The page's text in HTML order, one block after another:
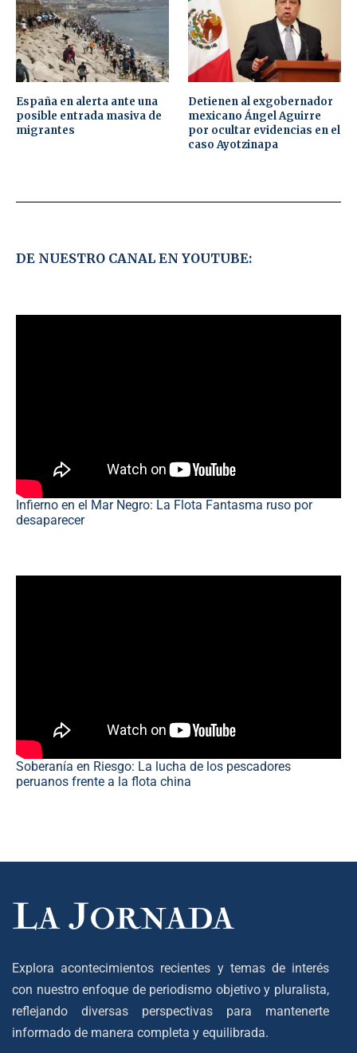
España en alerta ante una
posible entrada masiva de
migrantes
Detienen al exgobernador
mexicano Ángel Aguirre
por ocultar evidencias en el
caso Ayotzinapa
DE NUESTRO CANAL EN YOUTUBE:
Infierno en el Mar Negro: La Flota Fantasma ruso por
desaparecer
Soberanía en Riesgo: La lucha de los pescadores
peruanos frente a la flota china
Explora acontecimientos recientes y temas de interés
con nuestro enfoque de periodismo objetivo y pluralista,
reflejando diversas perspectivas para mantenerte
informado de manera completa y equilibrada.